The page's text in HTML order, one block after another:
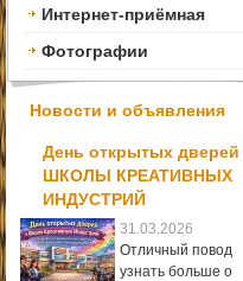
Интернет-приёмная
Фотографии
Новости и объявления
День открытых дверей
ШКОЛЫ КРЕАТИВНЫХ
ИНДУСТРИЙ
31.03.2026
Отличный повод
узнать больше о